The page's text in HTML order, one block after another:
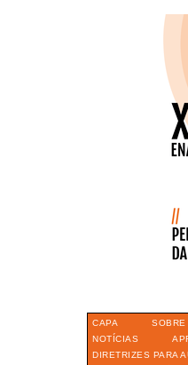
CAPA SOBRE
NOTÍCIAS
DIRETRIZES PARA